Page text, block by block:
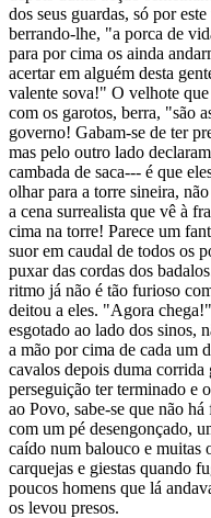
dos seus guardas, só por
berrando-lhe, "a porca de
para por cima os ainda
acertar em alguém desta
valente sova!" O velhote
com os garotos, berra, "são
governo! Gabam-se de ter
mas pelo outro lado
cambada de saca--- é que
olhar para a torre sineira,
a cena surrealista que vê à
cima na torre! Parece um
suor em caudal de todos os
puxar das cordas dos
ritmo já não é tão furioso
deitou a eles. "Agora
esgotado ao lado dos sinos,
a mão por cima de cada um
cavalos depois duma corrida
perseguição ter terminado e
ao Povo, sabe-se que não
com um pé desengonçado,
caído num balouco e muitas
carquejas e giestas quando
poucos homens que lá
os levou presos.